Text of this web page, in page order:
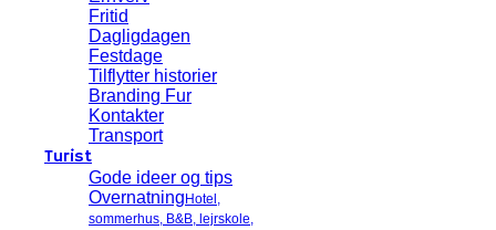
Fritid
Dagligdagen
Festdage
Tilflytter historier
Branding Fur
Kontakter
Transport
Turist
Gode ideer og tips
Overnatning Hotel,
sommerhus, B&B, lejrskole,